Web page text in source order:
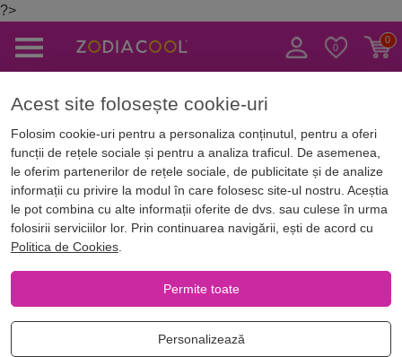
?>
Magazin Online Bijuterii norocoase Inele cu pietre semiprețioase
Inele cu pietre semiprețioase
Filtrează Cele mai noi Piatra Culoare
-8%
Acest site folosește cookie-uri
Folosim cookie-uri pentru a personaliza conținutul, pentru a oferi
funcții de rețele sociale și pentru a analiza traficul. De asemenea,
le oferim partenerilor de rețele sociale, de publicitate și de analize
informații cu privire la modul în care folosesc site-ul nostru. Aceștia
le pot combina cu alte informații oferite de dvs. sau culese în urma
folosirii serviciilor lor. Prin continuarea navigării, ești de acord cu
Politica de Cookies.
Permite toate
Personalizează